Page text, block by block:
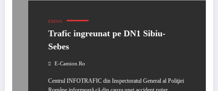
ENEWS
Trafic ingreunat pe DN1 Sibiu-
Sebes
E-Camion.ro
Centrul INFOTRAFIC din Inspectoratul General al Poliţiei